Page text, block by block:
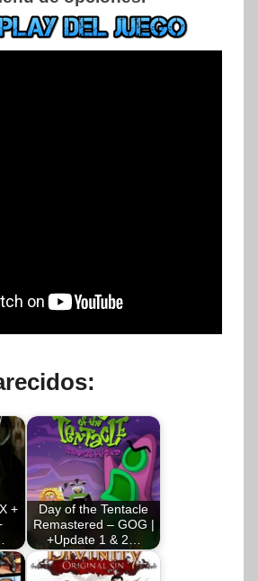
+
Day of the Tentacle
Remastered – GOG |
+Update 1 & 2…